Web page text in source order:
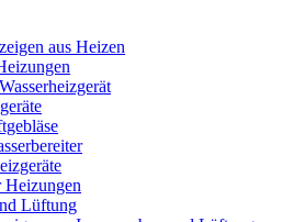
aus Heizen
Heizungen
Lüftung